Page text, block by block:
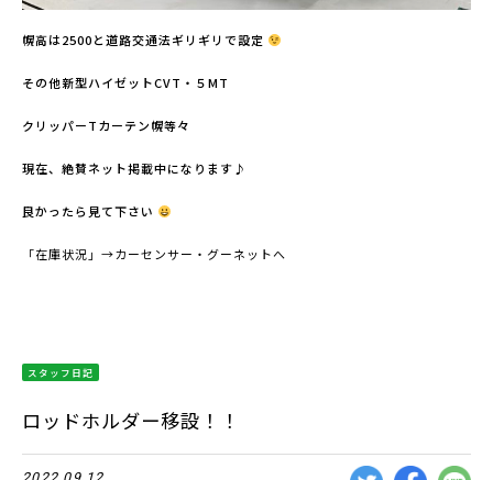
幌高は2500と道路交通法ギリギリで設定
その他新型ハイゼットCVT・５MT
クリッパーTカーテン幌等々
現在、絶賛ネット掲載中になります♪
良かったら見て下さい
「在庫状況」→カーセンサー・グーネットへ
スタッフ日記
ロッドホルダー移設！！